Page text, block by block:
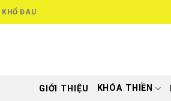
ĐAU
GIỚI THIỆU KHÓA THIỀN